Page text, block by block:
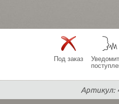
Под заказ
Артикул: